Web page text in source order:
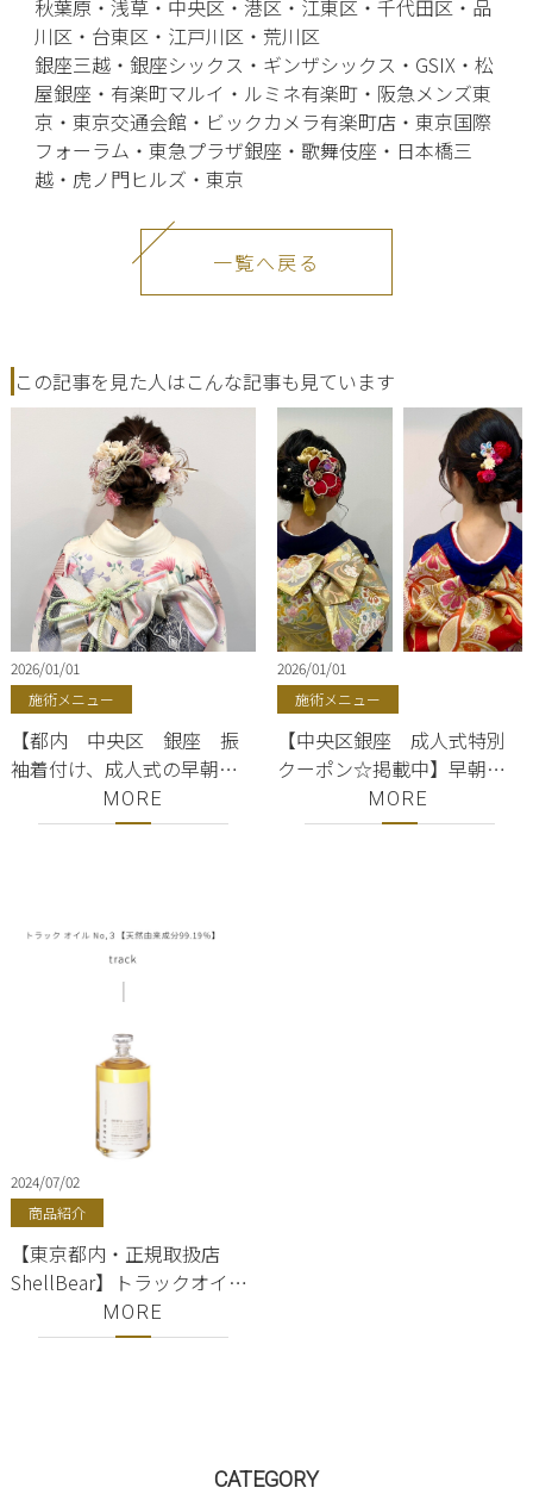
秋葉原・浅草・中央区・港区・江東区・千代田区・品
川区・台東区・江戸川区・荒川区
銀座三越・銀座シックス・ギンザシックス・GSIX・松
屋銀座・有楽町マルイ・ルミネ有楽町・阪急メンズ東
京・東京交通会館・ビックカメラ有楽町店・東京国際
フォーラム・東急プラザ銀座・歌舞伎座・日本橋三
越・虎ノ門ヒルズ・東京
一覧へ戻る
この記事を見た人はこんな記事も見ています
2026/01/01
施術メニュー
【都内 中央区 銀座 振
袖着付け、成人式の早朝予
約】お友達同士の予約でペ
ア割有り、個室完備、かわ
MORE
2026/01/01
施術メニュー
【中央区銀座 成人式特別
クーポン☆掲載中】早朝料
金無し！早朝6時から受付開
始！成人式の着付け、ヘア
MORE
2024/07/02
商品紹介
【東京都内・正規取扱店
ShellBear】トラックオイル
買うだけ来店歓迎／NO.3金
木犀の香り／track oil／銀
MORE
CATEGORY